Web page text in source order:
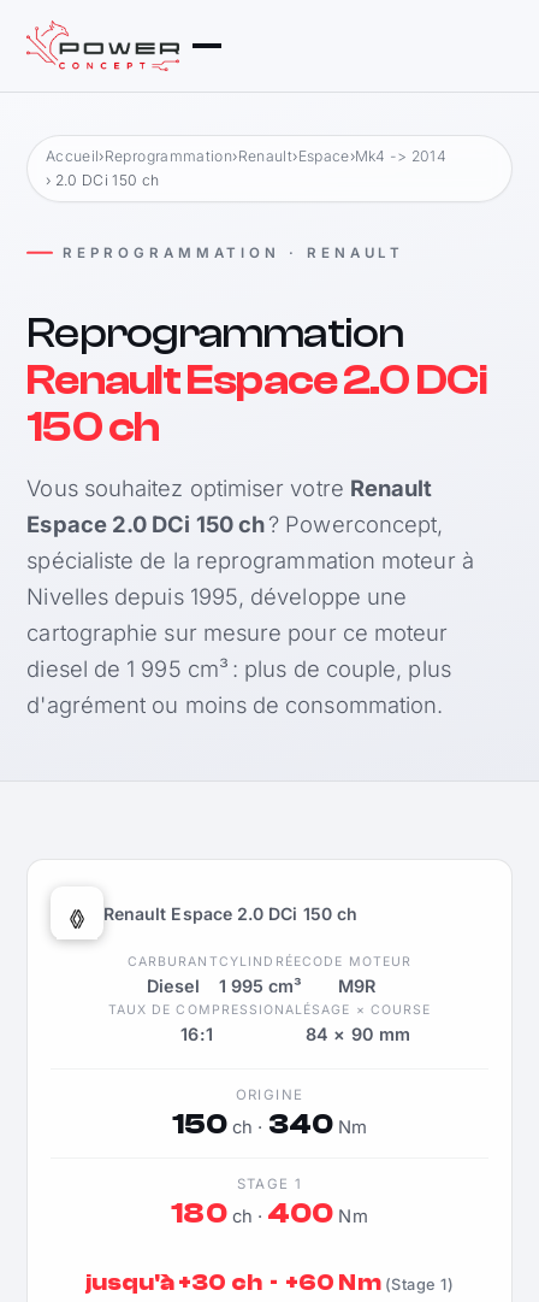
Accueil›Reprogrammation›Renault›Espace›Mk4 -> 2014
› 2.0 DCi 150 ch
REPROGRAMMATION · RENAULT
Reprogrammation
Renault Espace 2.0 DCi
150 ch
Vous souhaitez optimiser votre Renault
Espace 2.0 DCi 150 ch? Powerconcept,
spécialiste de la reprogrammation moteur à
Nivelles depuis 1995, développe une
cartographie sur mesure pour ce moteur
diesel de 1 995 cm³ : plus de couple, plus
d'agrément ou moins de consommation.
Renault Espace 2.0 DCi 150 ch
CARBURANT
Diesel
CYLINDRÉE
1 995 cm³
CODE MOTEUR
M9R
TAUX DE COMPRESSION
16:1
ALÉSAGE × COURSE
84 × 90 mm
ORIGINE
150 ch · 340Nm
STAGE 1
180ch · 400 Nm
jusqu'à +30 ch · +60 Nm (Stage 1)